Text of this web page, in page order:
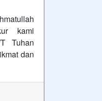
kami
Tuhan
dan